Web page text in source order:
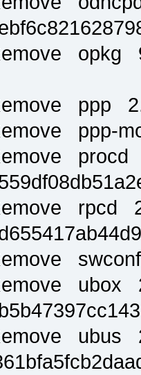
opkg
ppp
ppp-
procd
rpcd
ubox
ubus